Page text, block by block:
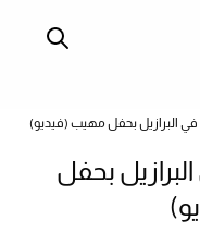
في البرازيل بحفل مهيب (فيديو)
بحفل